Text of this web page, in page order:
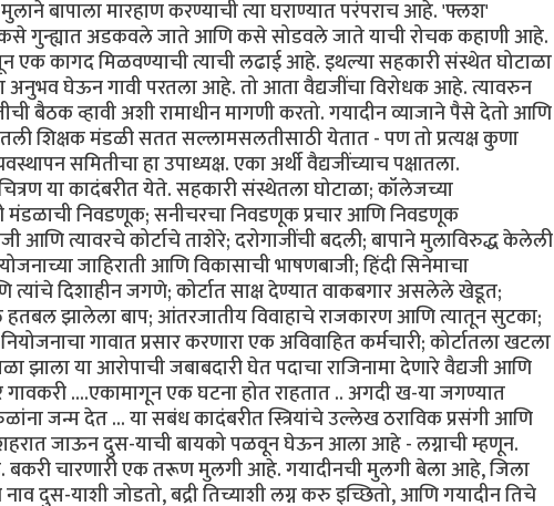
बापाला मारहाण करण्याची त्या घराण्यात परंपराच आहे. 'फ्लश'
गुन्ह्यात अडकवले जाते आणि कसे सोडवले जाते याची रोचक कहाणी आहे.
कागद मिळवण्याची त्याची लढाई आहे. इथल्या सहकारी संस्थेत घोटाळा
अनुभव घेऊन गावी परतला आहे. तो आता वैद्यजींचा विरोधक आहे. त्यावरुन
बैठक व्हावी अशी रामाधीन मागणी करतो. गयादीन व्याजाने पैसे देतो आणि
शिक्षक मंडळी सतत सल्लामसलतीसाठी येतात - पण तो प्रत्यक्ष कुणा
समितीचा हा उपाध्यक्ष. एका अर्थी वैद्यजींच्याच पक्षातला.
या कादंबरीत येते. सहकारी संस्थेतला घोटाळा; कॉलेजच्या
मंडळाची निवडणूक; सनीचरचा निवडणूक प्रचार आणि निवडणूक
आणि त्यावरचे कोर्टाचे ताशेरे; दरोगाजींची बदली; बापाने मुलाविरुद्ध केलेली
जाहिराती आणि विकासाची भाषणबाजी; हिंदी सिनेमाचा
त्यांचे दिशाहीन जगणे; कोर्टात साक्ष देण्यात वाकबगार असलेले खेडूत;
हतबल झालेला बाप; आंतरजातीय विवाहाचे राजकारण आणि त्यातून सुटका;
गावात प्रसार करणारा एक अविवाहित कर्मचारी; कोर्टातला खटला
झाला या आरोपाची जबाबदारी घेत पदाचा राजिनामा देणारे वैद्यजी आणि
गावकरी ....एकामागून एक घटना होत राहतात .. अगदी ख-या जगण्यात
जन्म देत ... या सबंध कादंबरीत स्त्रियांचे उल्लेख ठराविक प्रसंगी आणि
जाऊन दुस-याची बायको पळवून घेऊन आला आहे - लग्नाची म्हणून.
बकरी चारणारी एक तरूण मुलगी आहे. गयादीनची मुलगी बेला आहे, जिला
नाव दुस-याशी जोडतो, बद्री तिच्याशी लग्न करु इच्छितो, आणि गयादीन तिचे